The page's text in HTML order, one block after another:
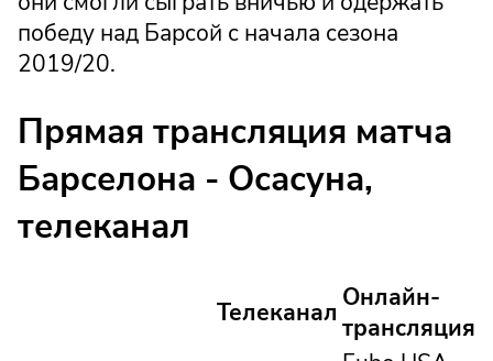
победу над Барсой с начала сезона
2019/20.
Прямая трансляция матча
Барселона - Осасуна,
телеканал
Телеканал Онлайн-
трансляция